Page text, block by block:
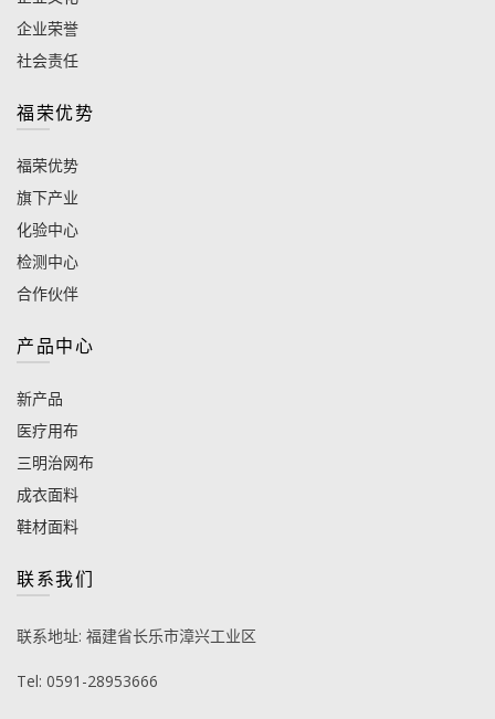
企业荣誉
社会责任
福荣优势
福荣优势
旗下产业
化验中心
检测中心
合作伙伴
产品中心
新产品
医疗用布
三明治网布
成衣面料
鞋材面料
联系我们
联系地址: 福建省长乐市漳兴工业区
Tel: 0591-28953666